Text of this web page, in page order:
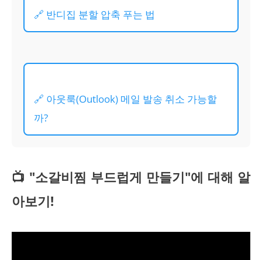
🔗 반디집 분할 압축 푸는 법
🔗 아웃룩(Outlook) 메일 발송 취소 가능할
까?
📺 "소갈비찜 부드럽게 만들기"에 대해 알
아보기!